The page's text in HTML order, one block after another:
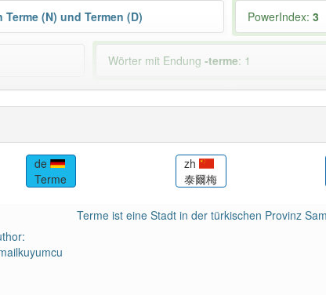
(N) und Termen (D) PowerIndex:3
Wörter mit Endung -terme: 1
einem anderen Artikelder: 0 Das Wort wird
de
Terme
zh
泰爾梅
Terme ist eine Stadt in der türkischen Provinz